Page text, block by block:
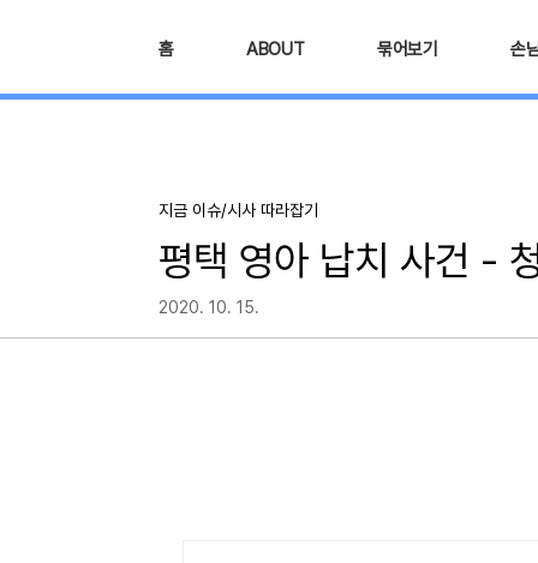
홈 ABOUT 묶어보기 손
지금 이슈/시사 따라잡기
평택 영아 납치 사건 -
2020. 10. 15.